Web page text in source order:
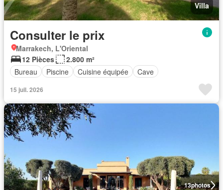
Villa
Consulter le prix
Marrakech, L'Oriental
12 Pièces
2.800 m²
Bureau
Piscine Cuisine équipée Cave
15 juil. 2026
13photos